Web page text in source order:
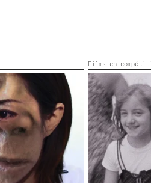
Ameur-Zaïmeche
et Francisco
sissi club
nous avons connue
Films en
ANISTIA 79
Brésil,2026,